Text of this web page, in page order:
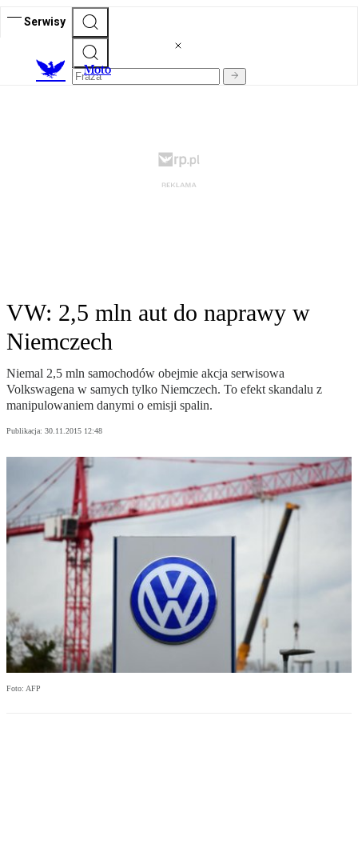
Serwisy
Moto
VW: 2,5 mln aut do naprawy w
Niemczech
Niemal 2,5 mln samochodów obejmie akcja serwisowa
Volkswagena w samych tylko Niemczech. To efekt skandalu z
manipulowaniem danymi o emisji spalin.
Publikacja: 30.11.2015 12:48
Foto: AFP